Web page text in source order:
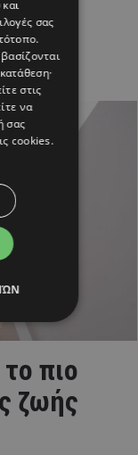
πιο
ζωής
σας
στις
να
σας
cookies.